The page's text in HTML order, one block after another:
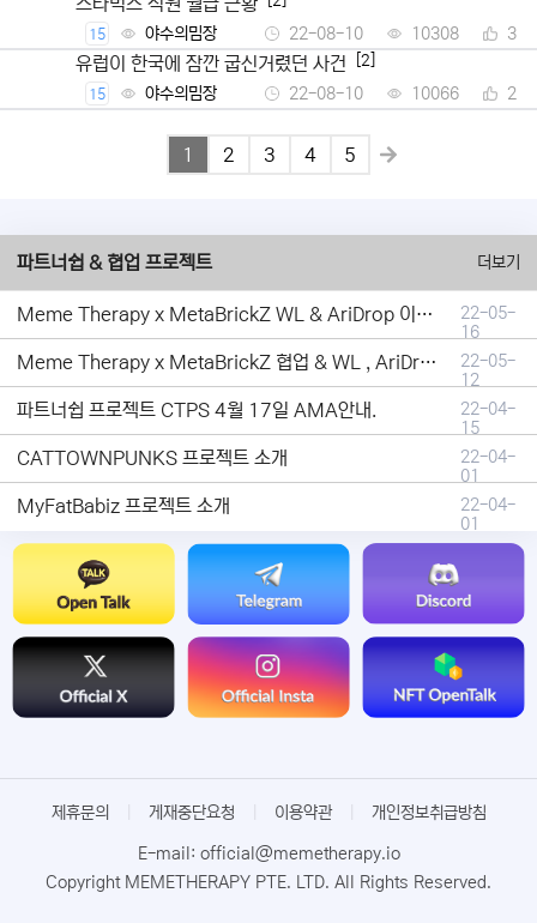
15 야수의밈장 22-08-10 10308 3
유럽이 한국에 잠깐 굽신거렸던 사건 [2]
15 야수의밈장 22-08-10 10066 2
1 2 3 4 5
파트너쉽 & 협업 프로젝트 더보기
Meme Therapy x MetaBrickZ WL & AriDrop 이벤트 결과안내!
22-05-
16
Meme Therapy x MetaBrickZ 협업 & WL , AriDrop 이벤트 안내
22-05-
12
파트너쉽 프로젝트 CTPS 4월 17일 AMA안내.
22-04-
15
CATTOWNPUNKS 프로젝트 소개
22-04-
01
MyFatBabiz 프로젝트 소개
22-04-
01
제휴문의 게재중단요청 이용약관 개인정보취급방침
E-mail: official@memetherapy.io
Copyright MEMETHERAPY PTE. LTD. All Rights Reserved.